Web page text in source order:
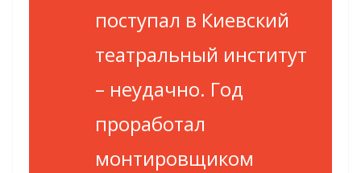
поступал в Киевский
театральный институт
– неудачно. Год
проработал
монтировщиком